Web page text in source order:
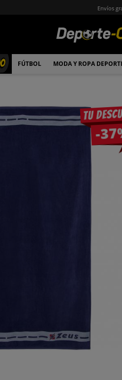
Envíos
FÚTBOL MODA Y ROPA
Tu
-